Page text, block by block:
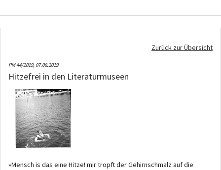
Zurück zur Übersicht
PM 44/2019, 07.08.2019
Hitzefrei in den Literaturmuseen
»Mensch is das eine Hitze! mir tropft der Gehirnschmalz auf die